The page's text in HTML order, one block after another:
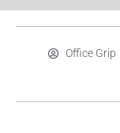
Office Grip